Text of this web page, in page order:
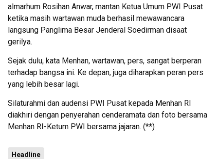
almarhum Rosihan Anwar, mantan Ketua Umum PWI Pusat
ketika masih wartawan muda berhasil mewawancara
langsung Panglima Besar Jenderal Soedirman disaat
gerilya.
Sejak dulu, kata Menhan, wartawan, pers, sangat berperan
terhadap bangsa ini. Ke depan, juga diharapkan peran pers
yang lebih besar lagi.
Silaturahmi dan audensi PWI Pusat kepada Menhan RI
diakhiri dengan penyerahan cenderamata dan foto bersama
Menhan RI-Ketum PWI bersama jajaran. (**)
Headline